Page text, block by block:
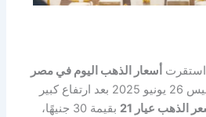
أسعار الذهب اليوم في مصر
خلال تعاملات صباح الخميس 26 يونيو 2025 بعد ارتفاع كبير
الذهب عيار 21
بقيمة 30 جنيهًا،